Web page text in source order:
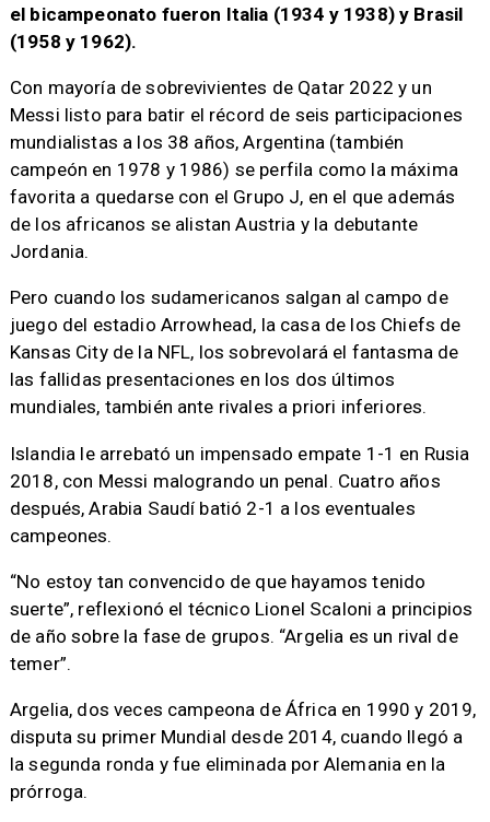
el bicampeonato fueron Italia (1934 y 1938) y Brasil
(1958 y 1962).
Con mayoría de sobrevivientes de Qatar 2022 y un
Messi listo para batir el récord de seis participaciones
mundialistas a los 38 años, Argentina (también
campeón en 1978 y 1986) se perfila como la máxima
favorita a quedarse con el Grupo J, en el que además
de los africanos se alistan Austria y la debutante
Jordania.
Pero cuando los sudamericanos salgan al campo de
juego del estadio Arrowhead, la casa de los Chiefs de
Kansas City de la NFL, los sobrevolará el fantasma de
las fallidas presentaciones en los dos últimos
mundiales, también ante rivales a priori inferiores.
Islandia le arrebató un impensado empate 1-1 en Rusia
2018, con Messi malogrando un penal. Cuatro años
después, Arabia Saudí batió 2-1 a los eventuales
campeones.
“No estoy tan convencido de que hayamos tenido
suerte”, reflexionó el técnico Lionel Scaloni a principios
de año sobre la fase de grupos. “Argelia es un rival de
temer”.
Argelia, dos veces campeona de África en 1990 y 2019,
disputa su primer Mundial desde 2014, cuando llegó a
la segunda ronda y fue eliminada por Alemania en la
prórroga.